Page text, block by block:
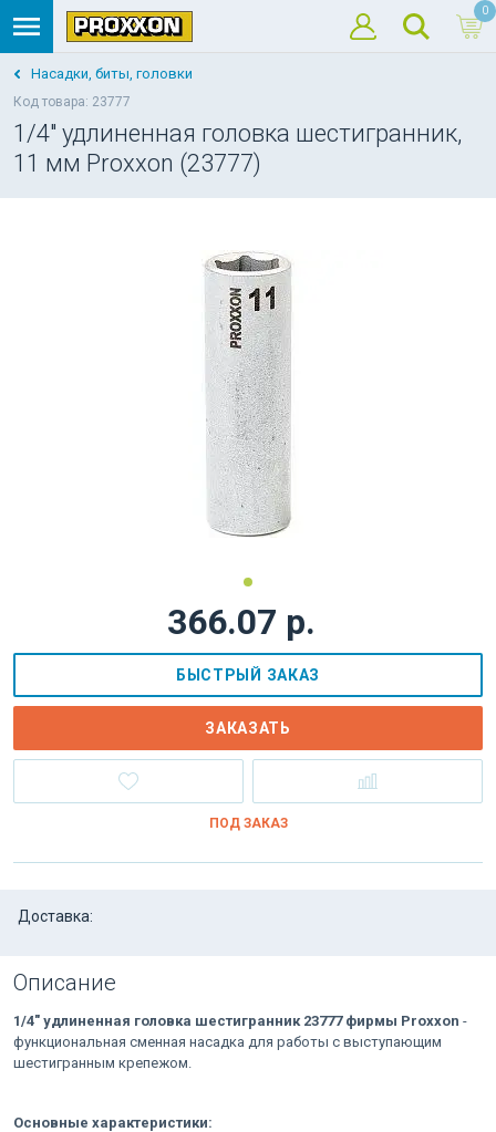
0
Насадки, биты, головки
Код товара: 23777
1/4" удлиненная головка шестигранник,
11 мм Proxxon (23777)
366.07 р.
БЫСТРЫЙ ЗАКАЗ
ЗАКАЗАТЬ
ПОД ЗАКАЗ
Доставка:
Описание
1/4" удлиненная головка шестигранник 23777 фирмы Proxxon -
функциональная сменная насадка для работы с выступающим
шестигранным крепежом.
Основные характеристики: